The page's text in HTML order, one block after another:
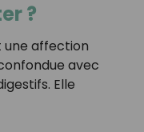
?
une affection
avec
Elle